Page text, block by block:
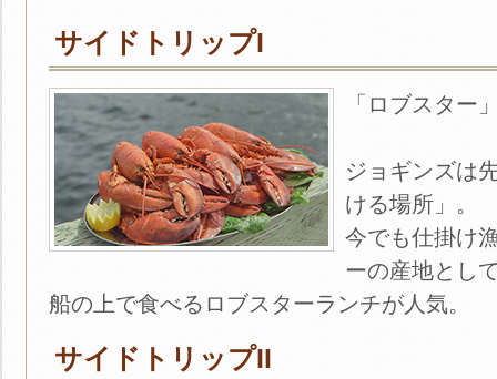
サイドトリップI
「ロブスター
ジョギンズは
ける場所」。
今でも仕掛け
ーの産地とし
船の上で食べるロブスターランチが人気。
サイドトリップII